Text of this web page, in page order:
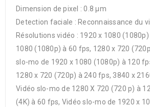
Dimension de pixel : 0.8 µm
Detection faciale : Reconnaissance du
Résolutions vidéo : 1920 x 1080
1080 (1080p) à 60 fps, 1280 x 720
slo-mo de 1920 x 1080 (1080p) à 120
1280 x 720 (720p) à 240 fps, 3840 x
Vidéo slo-mo de 1280 X 720 (720 p) à
(4K) à 60 fps, Vidéo slo-mo de 1920 x